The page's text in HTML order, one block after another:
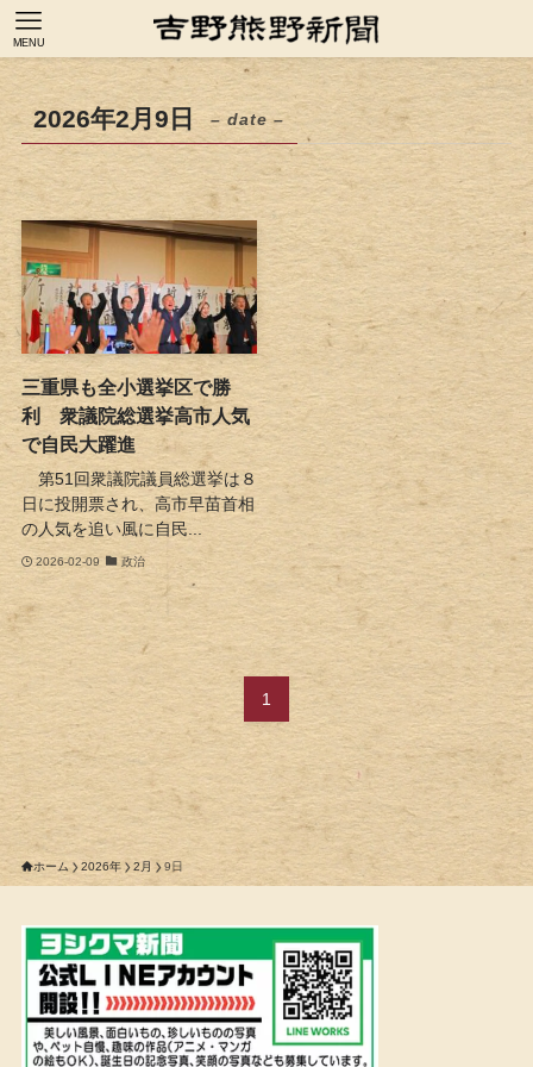
MENU
2026年2月9日 – date –
三重県も全小選挙区で勝
利 衆議院総選挙高市人気
で自民大躍進
第51回衆議院議員総選挙は８
日に投開票され、高市早苗首相
の人気を追い風に自民...
2026-02-09 政治
1
ホーム 2026年 2月 9日